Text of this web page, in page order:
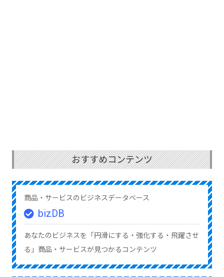
おすすめコンテンツ
商品・サービスのビジネスデータベース
bizDB
あなたのビジネスを「円滑にする・強化する・飛躍させ
る」商品・サービスが見つかるコンテンツ